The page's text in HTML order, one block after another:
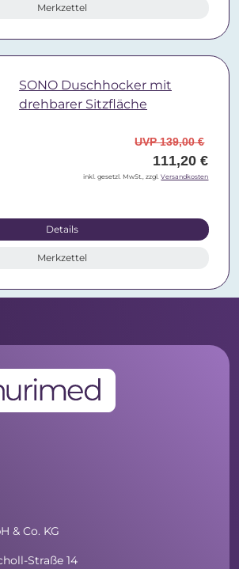
Merkzettel
SONO Duschhocker mit
drehbarer Sitzfläche
UVP 139,00 €
111,20 €
inkl. gesetzl. MwSt., zzgl.Versandkosten
Details
Merkzettel
& Co. KG
Straße 14